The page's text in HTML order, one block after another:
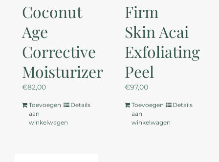
Coconut
Age
Corrective
Moisturizer
€82,00
Toevoegen
aan
winkelwagen
Details
Firm
Skin Acai
Exfoliating
Peel
€97,00
Toevoegen
aan
winkelwagen
Details